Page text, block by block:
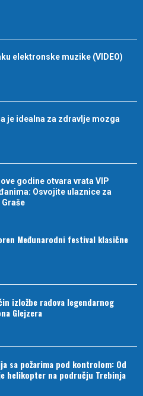
elektronske muzike (VIDEO)
je idealna za zdravlje mozga
godine otvara vrata VIP
Osvojite ulaznice za
Međunarodni festival klasične
izložbe radova legendarnog
Glejzera
sa požarima pod kontrolom: Od
helikopter na području Trebinja